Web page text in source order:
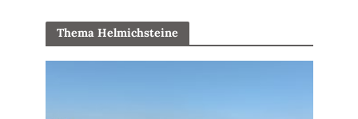
Thema Helmichsteine